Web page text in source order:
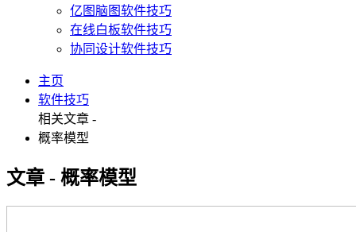
亿图脑图软件技巧
在线白板软件技巧
协同设计软件技巧
主页
软件技巧
相关文章 -
概率模型
文章 - 概率模型